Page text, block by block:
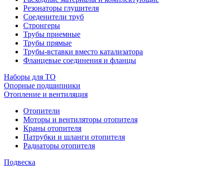
Резонаторы глушителя
Соеденители труб
Стронгеры
Трубы приемные
Трубы прямые
Трубы-вставки вместо катализатора
Фланцевые соединения и фланцы
Наборы для ТО
Опорные подшипники
Отопление и вентиляция
Отопители
Моторы и вентиляторы отопителя
Краны отопителя
Патрубки и шланги отопителя
Радиаторы отопителя
Подвеска